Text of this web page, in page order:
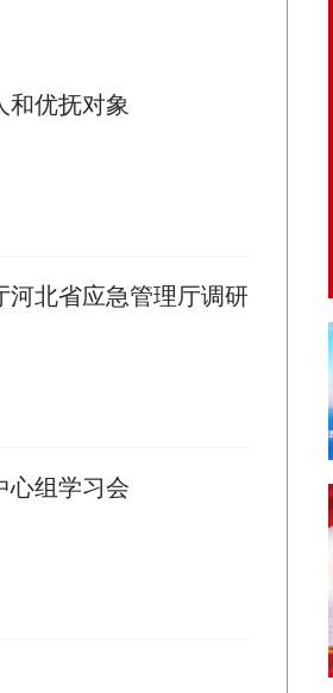
和优抚对象
河北省应急管理厅调研
心组学习会